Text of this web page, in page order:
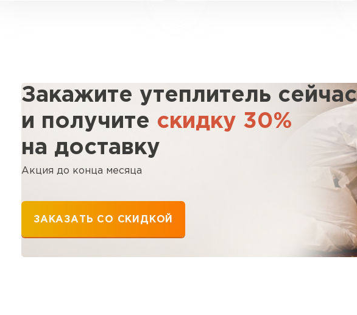
Закажите утеплитель сейчас
и получите скидку 30%
на доставку
Акция до конца месяца
ЗАКАЗАТЬ СО СКИДКОЙ